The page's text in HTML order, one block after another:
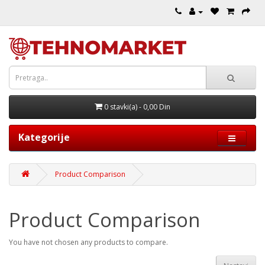
0 stavki(a) - 0,00 Din
Kategorije
Product Comparison
Product Comparison
You have not chosen any products to compare.